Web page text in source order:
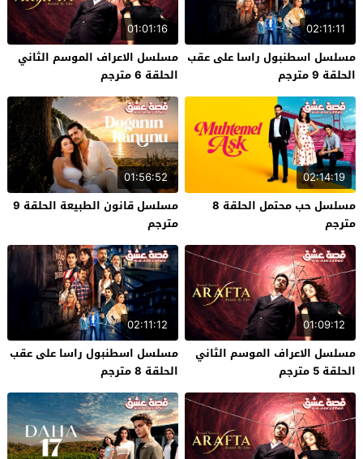
02:11:11
مسلسل اسطنبول راسا على عقب
الحلقة 9 مترجم
01:01:16
مسلسل الاعراف الموسم الثاني
الحلقة 6 مترجم
02:14:19
مسلسل حب محتمل الحلقة 8
مترجم
01:56:52
مسلسل قانون الطبيعة الحلقة 9
مترجم
01:09:12
مسلسل الاعراف الموسم الثاني
الحلقة 5 مترجم
02:11:12
مسلسل اسطنبول راسا على عقب
الحلقة 8 مترجم